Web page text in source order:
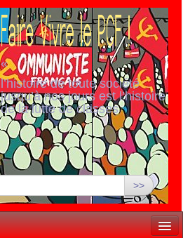
«
l’histoire de toute société
jusqu’à nos jours est l’histoire
de la lutte de classes
>>